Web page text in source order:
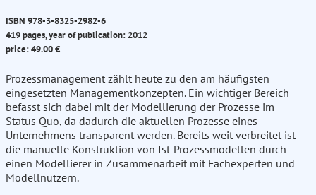
ISBN 978-3-8325-2982-6
419 pages, year of publication: 2012
price: 49.00 €
Prozessmanagement zählt heute zu den am häufigsten
eingesetzten Managementkonzepten. Ein wichtiger Bereich
befasst sich dabei mit der Modellierung der Prozesse im
Status Quo, da dadurch die aktuellen Prozesse eines
Unternehmens transparent werden. Bereits weit verbreitet ist
die manuelle Konstruktion von Ist-Prozessmodellen durch
einen Modellierer in Zusammenarbeit mit Fachexperten und
Modellnutzern.